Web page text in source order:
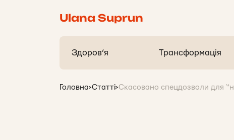
Ulana Suprun
Здоров’я Трансформація
Головна>Статті>Скасовано спецдозволи для